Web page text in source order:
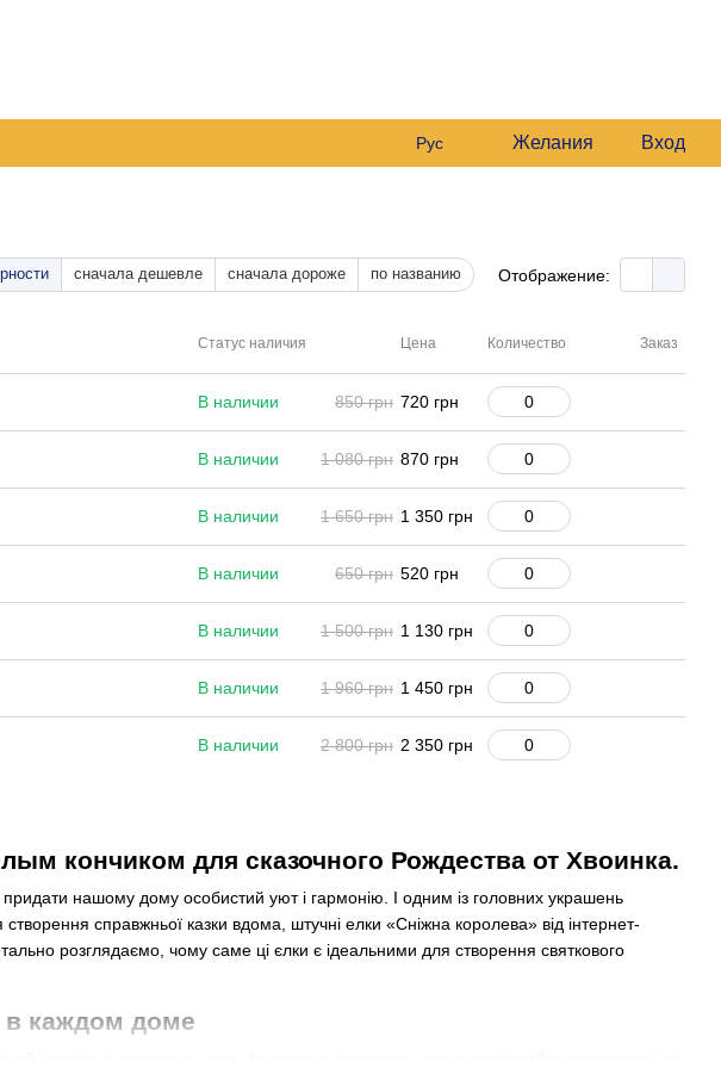
Рус Желания Вход
сначала дешевле сначала дороже по названию Отображение:
кончиком для сказочного Рождества от Хвоинка.
нашому дому особистий уют і гармонію. І одним із головних украшень
справжньої казки вдома, штучні елки «Сніжна королева» від інтернет-
розглядаємо, чому саме ці єлки є ідеальними для створення святкового
в каждом доме
Статус наличия Цена Количество Заказ
В наличии 850 грн 720 грн
В наличии 1 080 грн 870 грн
В наличии 1 650 грн 1 350 грн
В наличии 650 грн 520 грн
В наличии 1 500 грн 1 130 грн
В наличии 1 960 грн 1 450 грн
В наличии 2 800 грн 2 350 грн